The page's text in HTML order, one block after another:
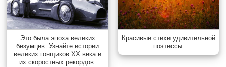
Это была эпоха великих
безумцев. Узнайте истории
великих гонщиков XX века и
их скоростных рекордов.
Красивые стихи удивительной
поэтессы.